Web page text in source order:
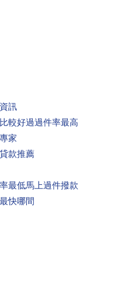
訊
較好過過件率最高
家
款推薦
最低馬上過件撥款
快哪間